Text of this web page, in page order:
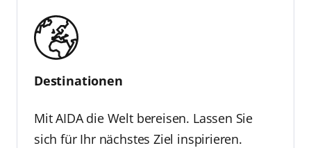
Destinationen
Mit AIDA die Welt bereisen. Lassen Sie
sich für Ihr nächstes Ziel inspirieren.